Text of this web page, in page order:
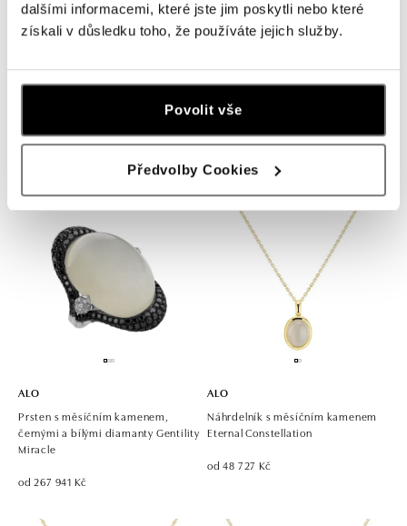
dalšími informacemi, které jste jim poskytli nebo které
získali v důsledku toho, že používáte jejich služby.
Povolit vše
Předvolby Cookies
Prsten s měsíčním kamenem,
černými a bílými diamanty Eye
od 312 376 Kč
Prsten s měsíčním kamenem a
diamanty Delois
od 542 242 Kč
ALO
Prsten s měsíčním kamenem,
černými a bílými diamanty Gentility
Miracle
od 267 941 Kč
ALO
Náhrdelník s měsíčním kamenem
Eternal Constellation
od 48 727 Kč